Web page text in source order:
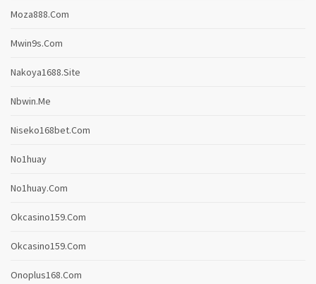
Moza888.com
Mwin9s.com
Nakoya1688.site
Nbwin.me
Niseko168bet.com
No1huay
No1huay.com
Okcasino159.com
Okcasino159.com
Onoplus168.com